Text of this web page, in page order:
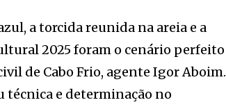
a torcida reunida na areia e a
2025 foram o cenário perfeito
de Cabo Frio, agente Igor Aboim.
técnica e determinação no